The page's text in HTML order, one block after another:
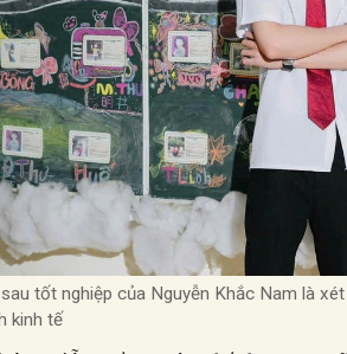
tốt nghiệp của Nguyễn Khắc Nam là
kinh tế